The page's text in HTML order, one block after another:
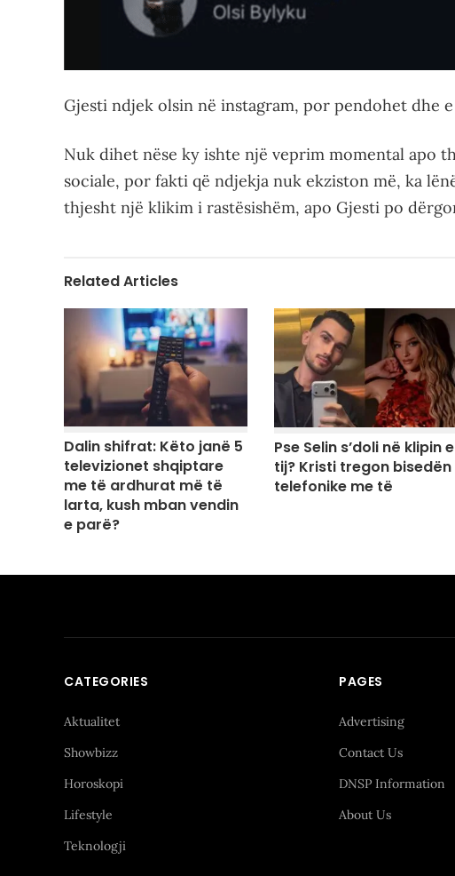
Gjesti ndjek olsin në instagram, por pendohet dhe
Nuk dihet nëse ky ishte një veprim momental apo
sociale, por fakti që ndjekja nuk ekziston më, ka
thjesht një klikim i rastësishëm, apo Gjesti po
Related Articles
Dalin shifrat: Këto janë 5
televizionet shqiptare
me të ardhurat më të
larta, kush mban vendin
e parë?
Pse Selin s’doli në klipin e
tij? Kristi tregon bisedën
telefonike me të
CATEGORIES
Aktualitet
Showbizz
Horoskopi
Lifestyle
Teknologji
PAGES
Advertising
Contact Us
DNSP Information
About Us